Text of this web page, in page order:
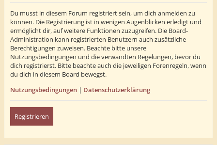
Du musst in diesem Forum registriert sein, um dich anmelden zu
können. Die Registrierung ist in wenigen Augenblicken erledigt und
ermöglicht dir, auf weitere Funktionen zuzugreifen. Die Board-
Administration kann registrierten Benutzern auch zusätzliche
Berechtigungen zuweisen. Beachte bitte unsere
Nutzungsbedingungen und die verwandten Regelungen, bevor du
dich registrierst. Bitte beachte auch die jeweiligen Forenregeln, wenn
du dich in diesem Board bewegst.
Nutzungsbedingungen | Datenschutzerklärung
Registrieren